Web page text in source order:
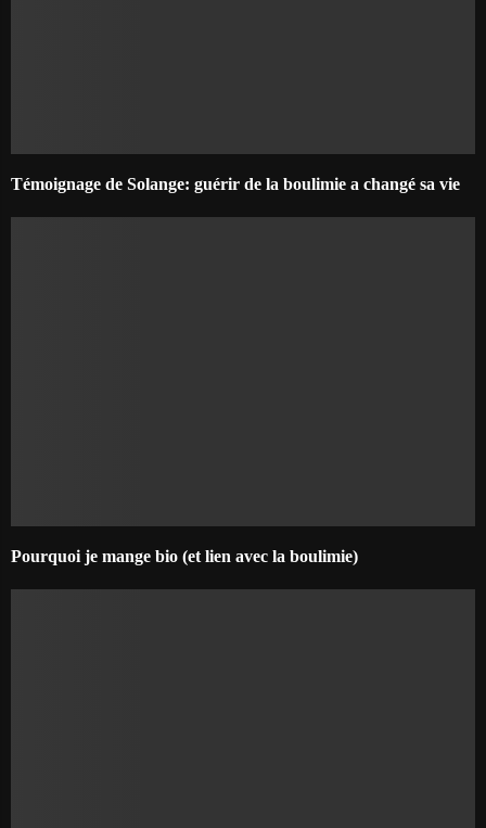
Témoignage de Solange: guérir de la boulimie a changé sa vie
Pourquoi je mange bio (et lien avec la boulimie)